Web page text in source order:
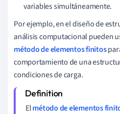
variables simultáneamente.
Por ejemplo, en el diseño de
análisis computacional pueden
método de elementos finitos
comportamiento de una
condiciones de carga.
Elmétodo de elementos